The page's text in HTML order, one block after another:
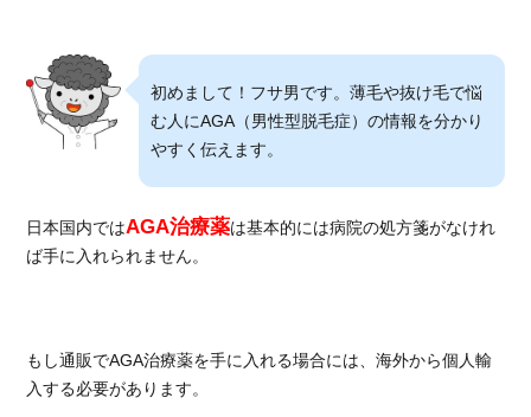
初めまして！フサ男です。薄毛や抜け毛で悩
む人にAGA（男性型脱毛症）の情報を分かり
やすく伝えます。
日本国内ではAGA治療薬は基本的には病院の処方箋がなけれ
ば手に入れられません。
もし通販でAGA治療薬を手に入れる場合には、海外から個人輸
入する必要があります。